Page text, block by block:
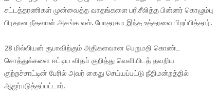
சட்டத்தரணிகள் முன்வைத்த வாதங்களை பரிசீலித்த பின்னர் கொழும்பு
பிரதான நீதவான் அசங்க எஸ். போதரகம இந்த உத்தரவை பிறப்பித்தார்.
28 மில்லியன் ரூபாவிற்கும் அதிகளவான பெறுமதி கொண்ட
சொத்துக்களை ஈட்டிய விதம் குறித்து வெளியிடத் தவறிய
குற்றச்சாட்டின் பேரில் அவர் கைது செய்யப்பட்டு நீதிமன்றத்தில்
ஆஜர்படுத்தப்பட்டார்.